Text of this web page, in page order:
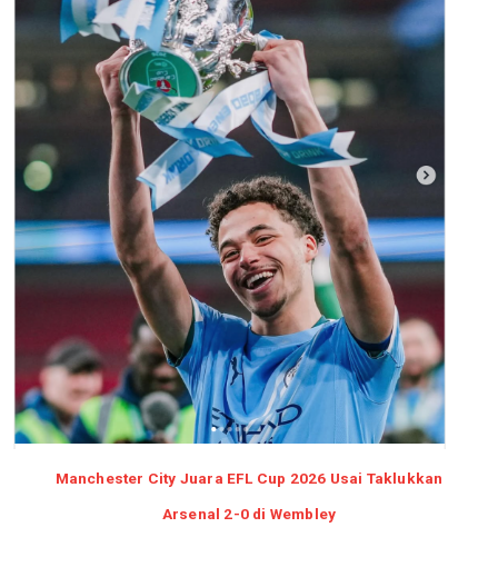
Manchester City Juara EFL Cup 2026 Usai Taklukkan
Arsenal 2-0 di Wembley